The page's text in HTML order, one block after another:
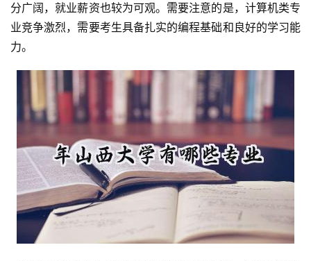
分广阔，就业薪资也较为可观。需要注意的是，计算机类专
业竞争激烈，需要考生具备扎实的编程基础和良好的学习能
力。